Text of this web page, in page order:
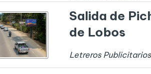
Salida de
de Lobos
Letreros Publicitarios